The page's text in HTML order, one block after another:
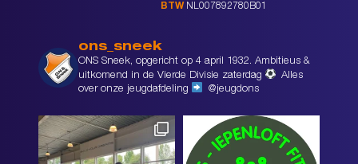
BTW NL007892780B01
ons_sneek
ONS Sneek, opgericht op 4 april 1932. Ambitieus &
uitkomend in de Vierde Divisie zaterdag
Alles
over onze jeugdafdeling
@jeugdons